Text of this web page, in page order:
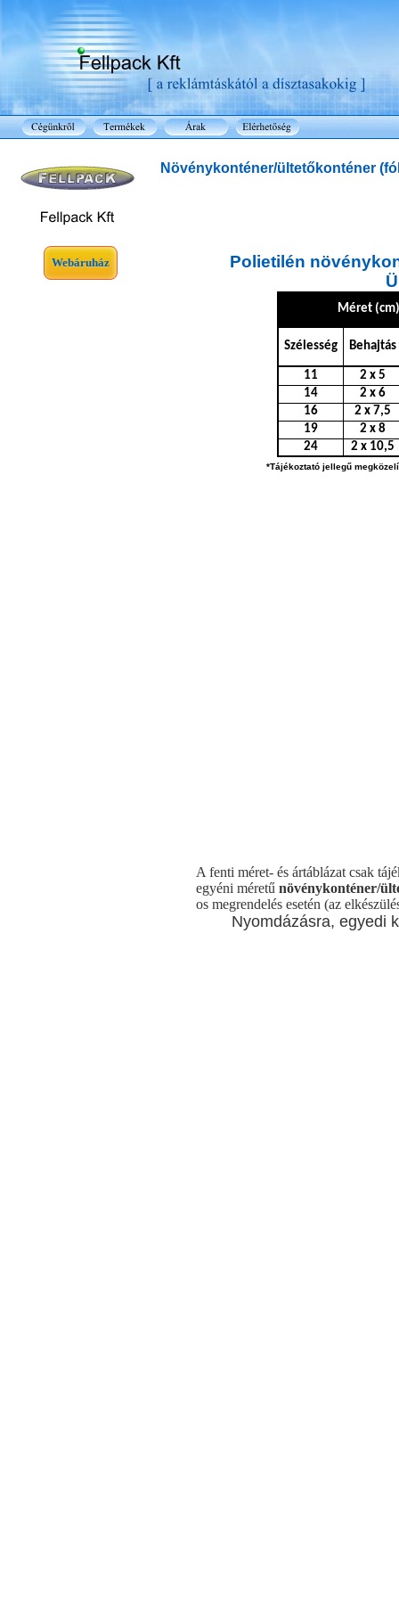
Webáruház
Növénykonténer/ültetőkonténer
Polietilén
Méret (cm)
Szélesség Behajtás
11
2 x 5
14
2 x 6
16
2 x 7,5
19
2 x 8
24
2 x 10,5
*Tájékoztató jellegű
A fenti méret- és ártáblázat csak
egyéni méretű növénykonténer/
os megrendelés esetén (az
Nyomdázásra, egyedi